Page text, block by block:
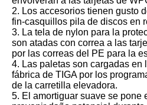
2. Los accesorios tienen gusto
fin-casquillos pila de discos en
3. La tela de nylon para la
son atadas con correa a las
por las correas del PE para la
4. Las paletas son cargadas en
fábrica de TIGA por los
de la carretilla elevadora.
5. El amortiguar suave se pone